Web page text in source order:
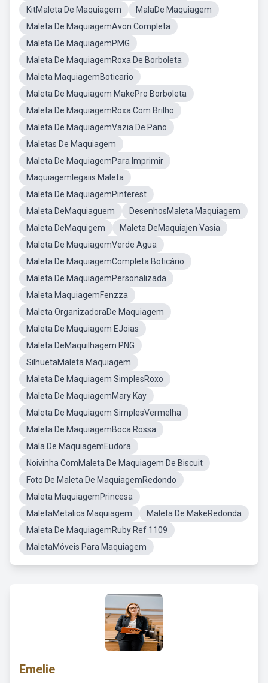
KitMaleta De Maquiagem
MalaDe Maquiagem
Maleta De MaquiagemAvon Completa
Maleta De MaquiagemPMG
Maleta De MaquiagemRoxa De Borboleta
Maleta MaquiagemBoticario
Maleta De Maquiagem MakePro Borboleta
Maleta De MaquiagemRoxa Com Brilho
Maleta De MaquiagemVazia De Pano
Maletas De Maquiagem
Maleta De MaquiagemPara Imprimir
MaquiagemIegaiis Maleta
Maleta De MaquiagemPinterest
Maleta DeMaquiaguem
DesenhosMaleta Maquiagem
Maleta DeMaquigem
Maleta DeMaquiajen Vasia
Maleta De MaquiagemVerde Agua
Maleta De MaquiagemCompleta Boticário
Maleta De MaquiagemPersonalizada
Maleta MaquiagemFenzza
Maleta OrganizadoraDe Maquiagem
Maleta De Maquiagem EJoias
Maleta DeMaquilhagem PNG
SilhuetaMaleta Maquiagem
Maleta De Maquiagem SimplesRoxo
Maleta De MaquiagemMary Kay
Maleta De Maquiagem SimplesVermelha
Maleta De MaquiagemBoca Rossa
Mala De MaquiagemEudora
Noivinha ComMaleta De Maquiagem De Biscuit
Foto De Maleta De MaquiagemRedondo
Maleta MaquiagemPrincesa
MaletaMetalica Maquiagem
Maleta De MakeRedonda
Maleta De MaquiagemRuby Ref 1109
MaletaMóveis Para Maquiagem
Emelie